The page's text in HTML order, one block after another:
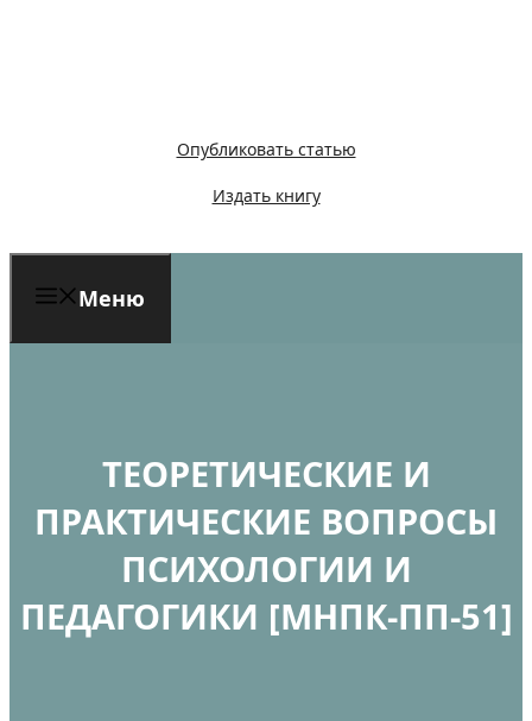
Опубликовать статью
Издать книгу
Меню
ТЕОРЕТИЧЕСКИЕ И
ПРАКТИЧЕСКИЕ ВОПРОСЫ
ПСИХОЛОГИИ И
ПЕДАГОГИКИ [МНПК-ПП-51]